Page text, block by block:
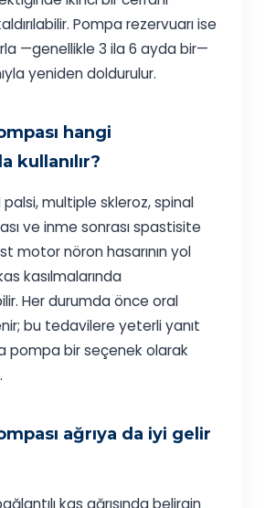
Pompa rezervuarı ise
—genellikle 3 ila 6 ayda bir—
yeniden doldurulur.
hangi
kullanılır?
multiple skleroz, spinal
ve inme sonrası spastisite
motor nöron hasarının yol
kasılmalarında
Her durumda önce oral
bu tedavilere yeterli yanıt
pompa bir seçenek olarak
ağrıya da iyi gelir
kas ağrısında belirgin